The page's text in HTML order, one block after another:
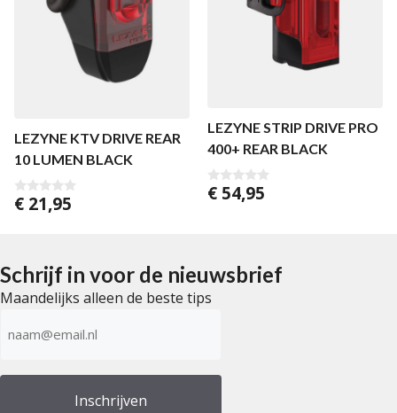
LEZYNE KTV DRIVE REAR
10 LUMEN BLACK
0
v
€ 21,95
LEZYNE STRIP DRIVE PRO
400+ REAR BLACK
0
v
€ 54,95
Schrijf in voor de nieuwsbrief
Maandelijks alleen de beste tips
mailadres